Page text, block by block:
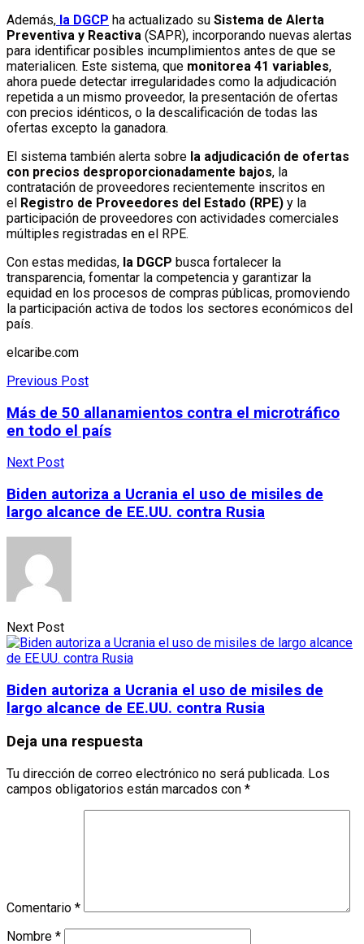
Además, la DGCP ha actualizado su Sistema de Alerta
Preventiva y Reactiva (SAPR), incorporando nuevas alertas
para identificar posibles incumplimientos antes de que se
materialicen. Este sistema, que monitorea 41 variables,
ahora puede detectar irregularidades como la adjudicación
repetida a un mismo proveedor, la presentación de ofertas
con precios idénticos, o la descalificación de todas las
ofertas excepto la ganadora.
El sistema también alerta sobre la adjudicación de ofertas
con precios desproporcionadamente bajos, la
contratación de proveedores recientemente inscritos en
el Registro de Proveedores del Estado (RPE) y la
participación de proveedores con actividades comerciales
múltiples registradas en el RPE.
Con estas medidas, la DGCP busca fortalecer la
transparencia, fomentar la competencia y garantizar la
equidad en los procesos de compras públicas, promoviendo
la participación activa de todos los sectores económicos del
país.
elcaribe.com
Previous Post
Más de 50 allanamientos contra el microtráfico
en todo el país
Next Post
Biden autoriza a Ucrania el uso de misiles de
largo alcance de EE.UU. contra Rusia
Next Post
Biden autoriza a Ucrania el uso de misiles de
largo alcance de EE.UU. contra Rusia
Deja una respuesta
Tu dirección de correo electrónico no será publicada. Los
campos obligatorios están marcados con *
Comentario *
Nombre *